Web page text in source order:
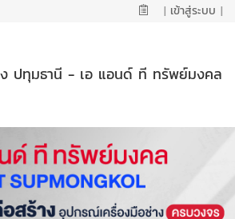
| เข้าสู่ระบบ |
ง ปทุมธานี - เอ แอนด์ ที ทรัพย์มงคล